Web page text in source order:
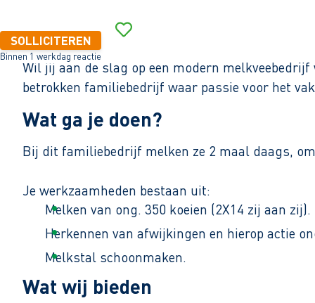
SOLLICITEREN
Binnen 1 werkdag reactie
Wil jij aan de slag op een modern
betrokken familiebedrijf waar passie voor het
Wat ga je doen?
Bij dit familiebedrijf melken ze 2 maal daags,
Je werkzaamheden bestaan uit:
Melken van ong. 350 koeien (2X14 zij aan zij).
Herkennen van afwijkingen en hierop actie
Melkstal schoonmaken.
De werktijden zijn van 03:30 tot 08:00 uur en je
Wat wij bieden